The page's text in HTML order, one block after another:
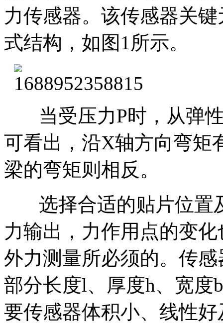
力传感器。该传感器关
式结构，如图1所示。
当受压力P时，从弹
可看出，沿X轴方向弯矩
梁的弯矩则相反。
选择合适的贴片位置
力输出，力作用点的变
外力测量所必须的。传
部分长度l、厚度h、宽度
要传感器体积小、线性